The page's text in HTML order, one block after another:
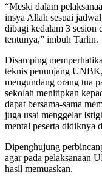
“Meski dalam
insya Allah sesuai
dibagi kedalam 3 sesion
tentunya,” imbuh Tarlin.
Disamping
teknis penunjang
mengundang orang tua
sekolah menitipkan
dapat bersama-sama
juga usai menggelar
mental peserta didiknya
Dipenghujung
agar pada pelaksanaan
hasil memuaskan.